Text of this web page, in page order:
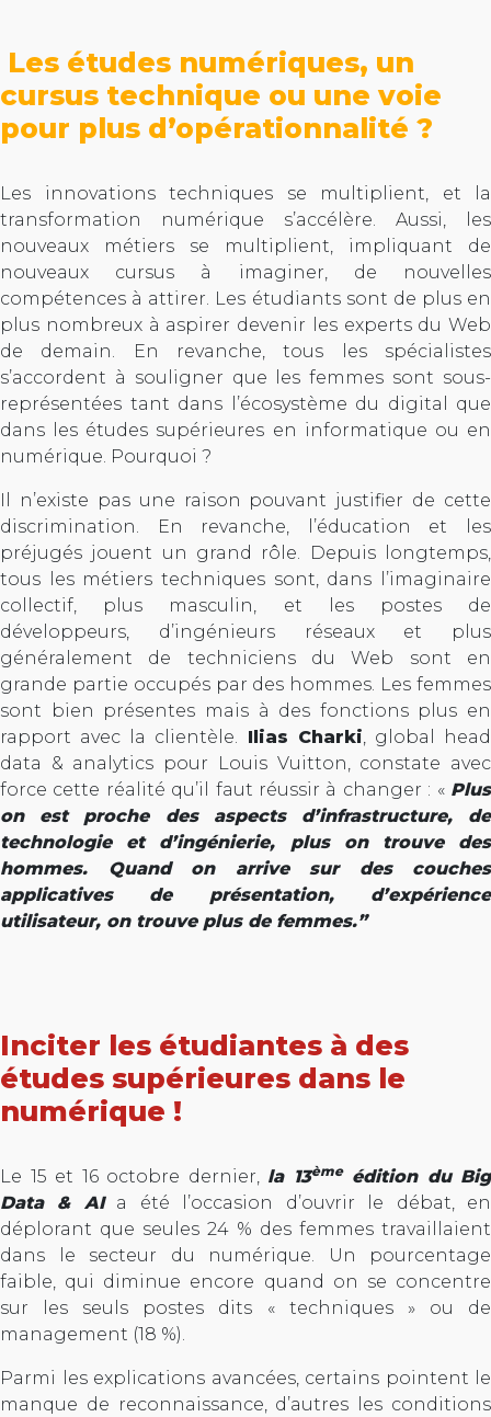
Les études numériques, un
cursus technique ou une voie
pour plus d’opérationnalité ?
Les innovations techniques se multiplient, et la
transformation numérique s’accélère. Aussi, les
nouveaux métiers se multiplient, impliquant de
nouveaux cursus à imaginer, de nouvelles
compétences à attirer. Les étudiants sont de plus en
plus nombreux à aspirer devenir les experts du Web
de demain. En revanche, tous les spécialistes
s’accordent à souligner que les femmes sont sous-
représentées tant dans l’écosystème du digital que
dans les études supérieures en informatique ou en
numérique. Pourquoi ?
Il n’existe pas une raison pouvant justifier de cette
discrimination. En revanche, l’éducation et les
préjugés jouent un grand rôle. Depuis longtemps,
tous les métiers techniques sont, dans l’imaginaire
collectif, plus masculin, et les postes de
développeurs, d’ingénieurs réseaux et plus
généralement de techniciens du Web sont en
grande partie occupés par des hommes. Les femmes
sont bien présentes mais à des fonctions plus en
rapport avec la clientèle. Ilias Charki, global head
data & analytics pour Louis Vuitton, constate avec
force cette réalité qu’il faut réussir à changer : « Plus
on est proche des aspects d’infrastructure, de
technologie et d’ingénierie, plus on trouve des
hommes. Quand on arrive sur des couches
applicatives de présentation, d’expérience
utilisateur, on trouve plus de femmes.”
Inciter les étudiantes à des
études supérieures dans le
numérique !
Le 15 et 16 octobre dernier, la 13èmeédition du Big
Data & AIa été l’occasion d’ouvrir le débat, en
déplorant que seules 24 % des femmes travaillaient
dans le secteur du numérique. Un pourcentage
faible, qui diminue encore quand on se concentre
sur les seuls postes dits « techniques » ou de
management (18 %).
Parmi les explications avancées, certains pointent le
manque de reconnaissance, d’autres les conditions